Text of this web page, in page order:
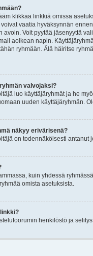
klikkaa linkkiä omissa
vaatia hyväksynnän
avoin. Voit pyytää jäsenyyttä
aoikean napin.
ryhmään. Älä häiritse
valvojaksi?
luo käyttäjäryhmät ja he
uuden käyttäjäryhmän.
näkyy erivärisenä?
on todennäköisesti
kuin yhdessä
omista asetuksista.
henkilöstö ja